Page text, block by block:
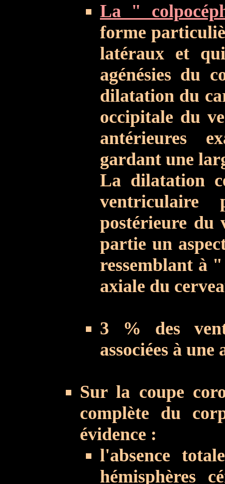
La "
forme
latéraux et
agénésies du
dilatation du
occipitale du
antérieures
gardant une
La dilatation
postérieure du
partie un
ressemblant à
axiale du
3 % des
associées à
Sur la coupe
complète du
évidence :
l'absence
hémisphères